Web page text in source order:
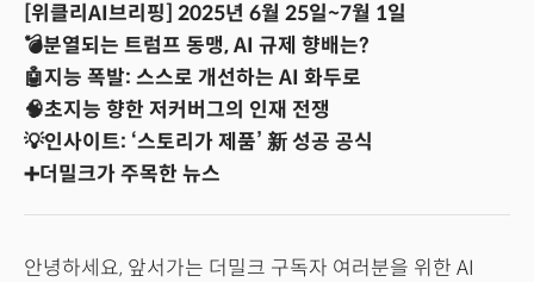
[위클리AI브리핑] 2025년 6월 25일~7월 1일
💣분열되는 트럼프 동맹, AI 규제 향배는?
🤖지능 폭발: 스스로 개선하는 AI 화두로
🧠초지능 향한 저커버그의 인재 전쟁
💡인사이트: ‘스토리가 제품’ 新 성공 공식
➕더밀크가 주목한 뉴스
안녕하세요, 앞서가는 더밀크 구독자 여러분을 위한 AI